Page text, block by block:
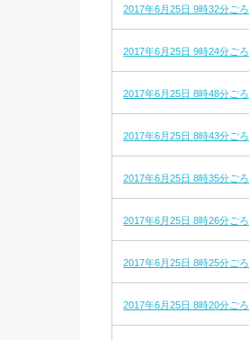
2017年6月25日 9時32分ごろ
2017年6月25日 9時24分ごろ
2017年6月25日 8時48分ごろ
2017年6月25日 8時43分ごろ
2017年6月25日 8時35分ごろ
2017年6月25日 8時26分ごろ
2017年6月25日 8時25分ごろ
2017年6月25日 8時20分ごろ